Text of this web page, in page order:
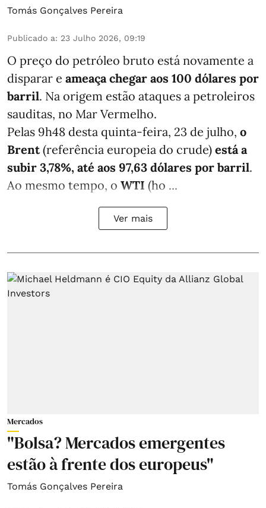
Tomás Gonçalves Pereira
Publicado a: 23 Julho 2026, 09:19
O preço do petróleo bruto está novamente a
disparar e ameaça chegar aos 100 dólares por
barril. Na origem estão ataques a petroleiros
sauditas, no Mar Vermelho.
Pelas 9h48 desta quinta-feira, 23 de julho, o
Brent(referência europeia do crude) está a
subir 3,78%, até aos 97,63 dólares por barril.
Ao mesmo tempo, o WTI (ho ...
Ver mais
Mercados
"Bolsa? Mercados emergentes
estão à frente dos europeus"
Tomás Gonçalves Pereira